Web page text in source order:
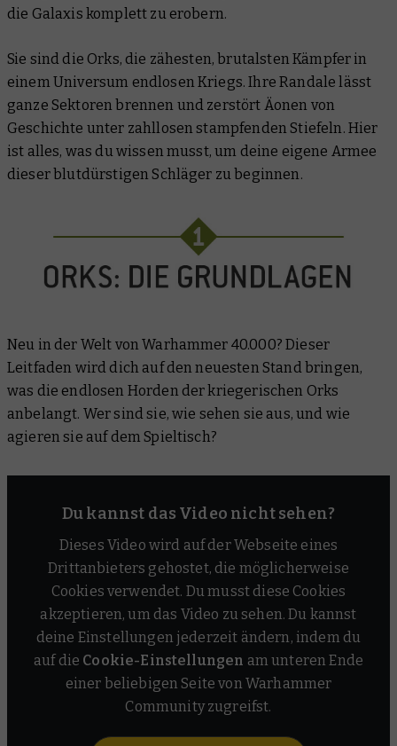
die Galaxis komplett zu erobern.
Sie sind die Orks, die zähesten, brutalsten Kämpfer in
einem Universum endlosen Kriegs. Ihre Randale lässt
ganze Sektoren brennen und zerstört Äonen von
Geschichte unter zahllosen stampfenden Stiefeln. Hier
ist alles, was du wissen musst, um deine eigene Armee
dieser blutdürstigen Schläger zu beginnen.
Neu in der Welt von Warhammer 40.000? Dieser
Leitfaden wird dich auf den neuesten Stand bringen,
was die endlosen Horden der kriegerischen Orks
anbelangt. Wer sind sie, wie sehen sie aus, und wie
agieren sie auf dem Spieltisch?
Du kannst das Video nicht sehen?
Dieses Video wird auf der Webseite eines
Drittanbieters gehostet, die möglicherweise
Cookies verwendet. Du musst diese Cookies
akzeptieren, um das Video zu sehen. Du kannst
deine Einstellungen jederzeit ändern, indem du
auf die Cookie-Einstellungen am unteren Ende
einer beliebigen Seite von Warhammer
Community zugreifst.